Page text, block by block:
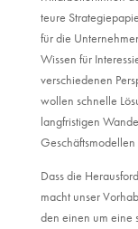
teure
für die
Wissen für
verschiedenen
wollen schnelle
langfristigen
Dass die
macht unser
den einen um eine